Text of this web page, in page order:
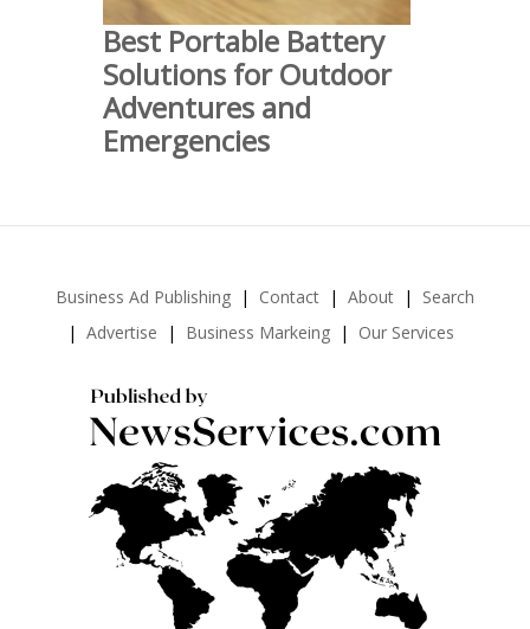
Best Portable Battery
Solutions for Outdoor
Adventures and
Emergencies
Business Ad Publishing Contact About
Search
Advertise
Business Markeing Our Services